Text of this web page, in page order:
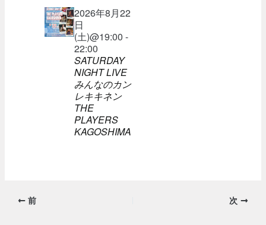
2026年8月22
日
(土)@19:00 -
22:00
SATURDAY
NIGHT LIVE
みんなのカン
レキキネン
THE
PLAYERS
KAGOSHIMA
前 次